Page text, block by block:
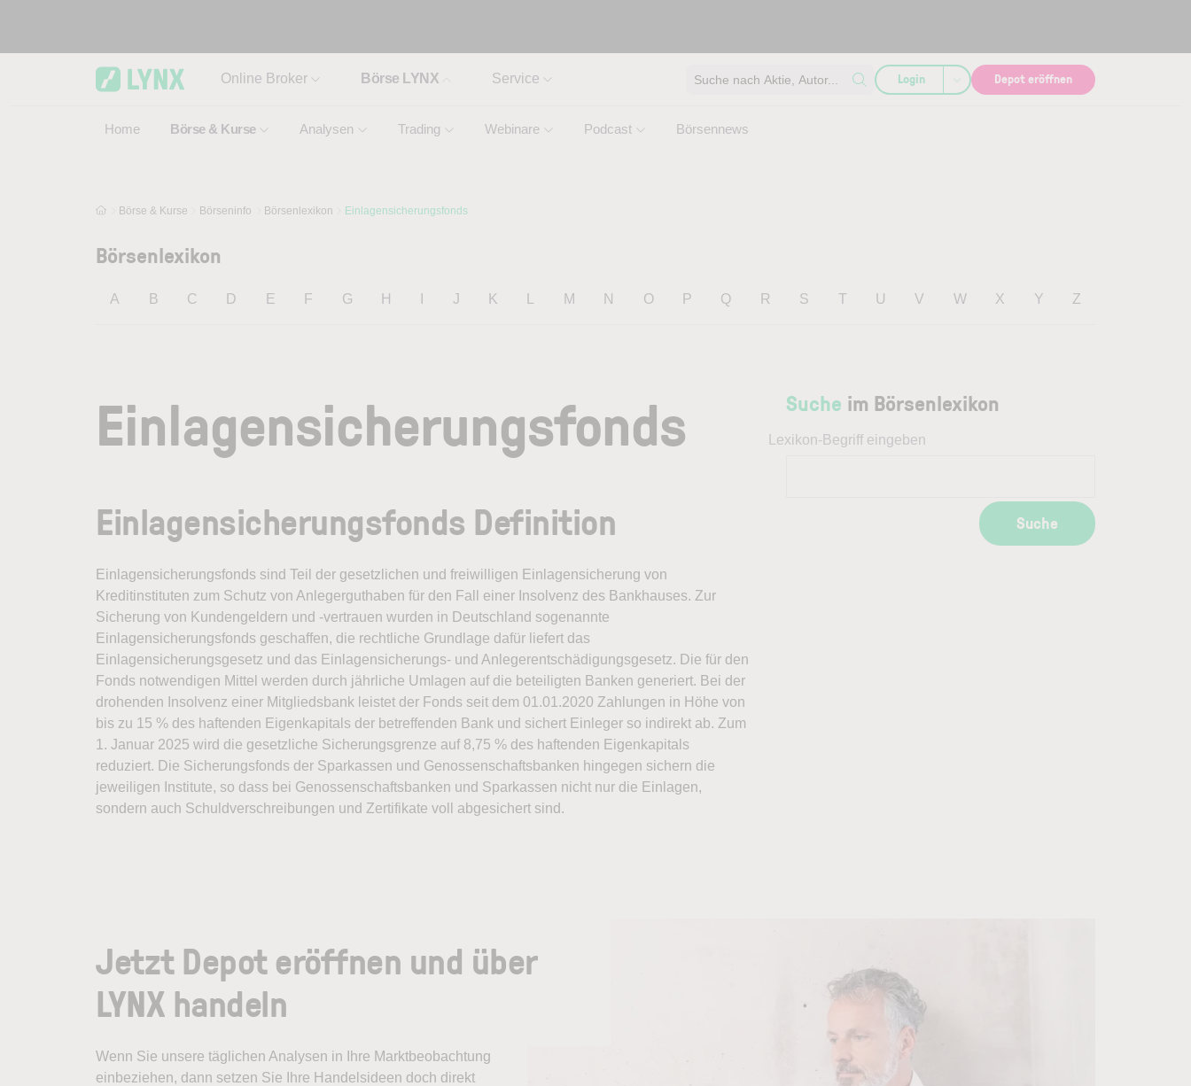
Online Broker Börse LYNX
Home Börse & Kurse Analysen Trading Webinare Podcast Börsennews
Service Suche nach Aktie, Autor... Login Depot eröffnen
Börse & Kurse Börseninfo Börsenlexikon Einlagensicherungsfonds
Börsenlexikon
A B C D E F G H J K M N O P Q R S T U V W X Y Z
Einlagensicherungsfonds
Einlagensicherungsfonds Definition
Einlagensicherungsfonds sind Teil der gesetzlichen und freiwilligen Einlagensicherung von
Kreditinstituten zum Schutz von Anlegerguthaben für den Fall einer Insolvenz des Bankhauses. Zur
Sicherung von Kundengeldern und -vertrauen wurden in Deutschland sogenannte
Einlagensicherungsfonds geschaffen, die rechtliche Grundlage dafür liefert das
Einlagensicherungsgesetz und das Einlagensicherungs- und Anlegerentschädigungsgesetz. Die für den
Fonds notwendigen Mittel werden durch jährliche Umlagen auf die beteiligten Banken generiert. Bei der
drohenden Insolvenz einer Mitgliedsbank leistet der Fonds seit dem 01.01.2020 Zahlungen in Höhe von
bis zu 15 % des haftenden Eigenkapitals der betreffenden Bank und sichert Einleger so indirekt ab. Zum
1. Januar 2025 wird die gesetzliche Sicherungsgrenze auf 8,75 % des haftenden Eigenkapitals
reduziert. Die Sicherungsfonds der Sparkassen und Genossenschaftsbanken hingegen sichern die
jeweiligen Institute, so dass bei Genossenschaftsbanken und Sparkassen nicht nur die Einlagen,
sondern auch Schuldverschreibungen und Zertifikate voll abgesichert sind.
Suche im Börsenlexikon
Lexikon-Begriff eingeben
Suche
Jetzt Depot eröffnen und über
LYNX handeln
Wenn Sie unsere täglichen Analysen in Ihre Marktbeobachtung
einbeziehen, dann setzen Sie Ihre Handelsideen doch direkt